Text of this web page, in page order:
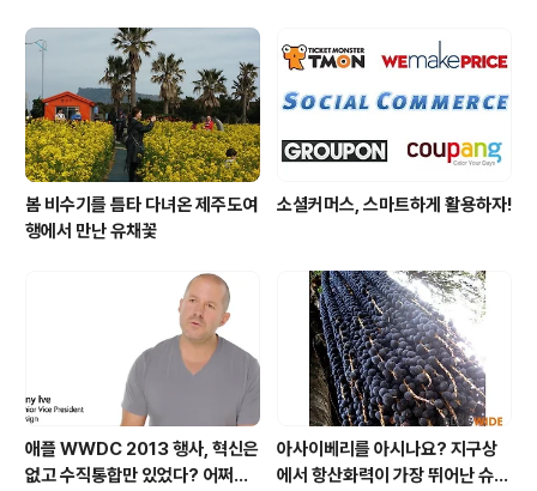
봄 비수기를 틈타 다녀온 제주도여
행에서 만난 유채꽃
소셜커머스, 스마트하게 활용하자!
애플 WWDC 2013 행사, 혁신은
없고 수직통합만 있었다? 어쩌면
아사이베리를 아시나요? 지구상
에서 항산화력이 가장 뛰어난 슈퍼